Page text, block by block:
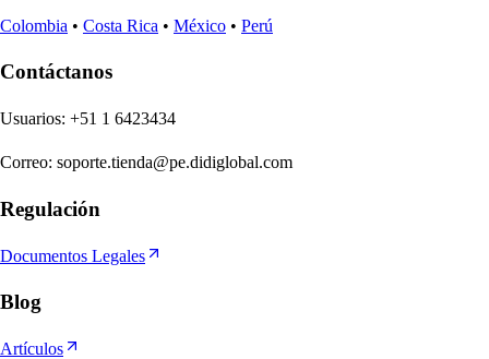
Colombia • Costa Rica • México • Perú
Contáctanos
Usuarios: +51 1 6423434
Correo: soporte.tienda@pe.didiglobal.com
Regulación
Documentos Legales
Blog
Artículos